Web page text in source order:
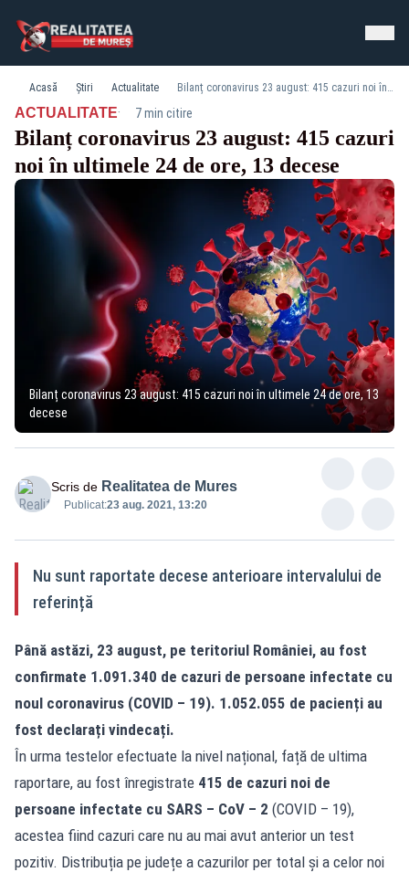
Acasă Știri Actualitate Bilanț coronavirus 23 august: 415 cazuri noi în ultimele 24 de ore, 13 decese
ACTUALITATE· 7 min citire
Bilanț coronavirus 23 august: 415 cazuri
noi în ultimele 24 de ore, 13 decese
Bilanț coronavirus 23 august: 415 cazuri noi în ultimele 24 de ore, 13
decese
Scris de Realitatea de Mures
Publicat:23 aug. 2021, 13:20
Nu sunt raportate decese anterioare intervalului de
referință
Până astăzi, 23 august, pe teritoriul României, au fost
confirmate 1.091.340 de cazuri de persoane infectate cu
noul coronavirus (COVID – 19). 1.052.055 de pacienți au
fost declarați vindecați.
În urma testelor efectuate la nivel național, față de ultima
raportare, au fost înregistrate 415 de cazuri noi de
persoane infectate cu SARS – CoV – 2 (COVID – 19),
acestea fiind cazuri care nu au mai avut anterior un test
pozitiv. Distribuția pe județe a cazurilor per total și a celor noi